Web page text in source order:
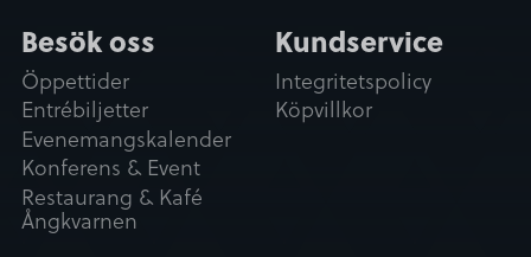
Tillåt urval
Avvisa
Besök oss
Öppettider
Entrébiljetter
Evenemangskalender
Konferens & Event
Restaurang & Kafé
Ångkvarnen
Kundservice
Integritetspolicy
Köpvillkor